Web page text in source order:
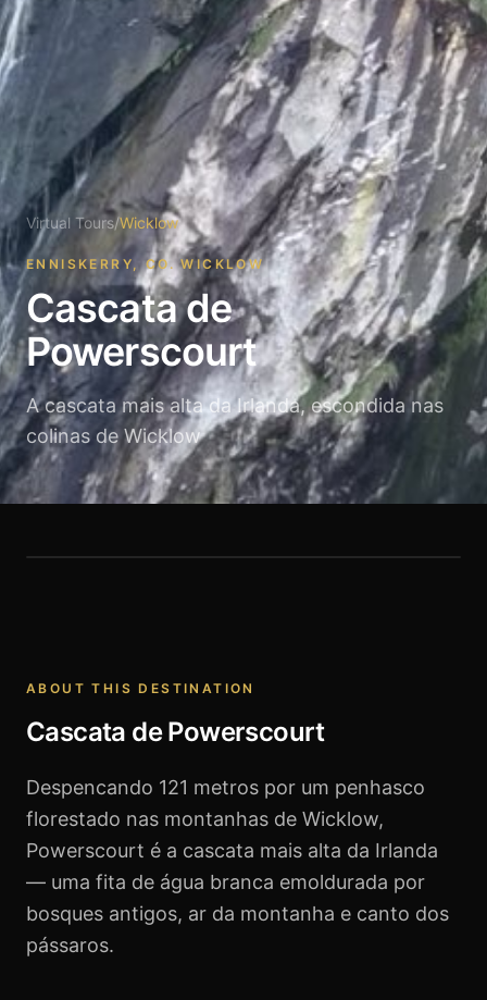
Virtual Tours/Wicklow
ENNISKERRY, CO. WICKLOW
Cascata de
Powerscourt
A cascata mais alta da Irlanda, escondida nas
colinas de Wicklow
Cascata de Powerscourt
ABOUT THIS DESTINATION
Cascata de Powerscourt
Despencando 121 metros por um penhasco
florestado nas montanhas de Wicklow,
Powerscourt é a cascata mais alta da Irlanda
— uma fita de água branca emoldurada por
bosques antigos, ar da montanha e canto dos
pássaros.